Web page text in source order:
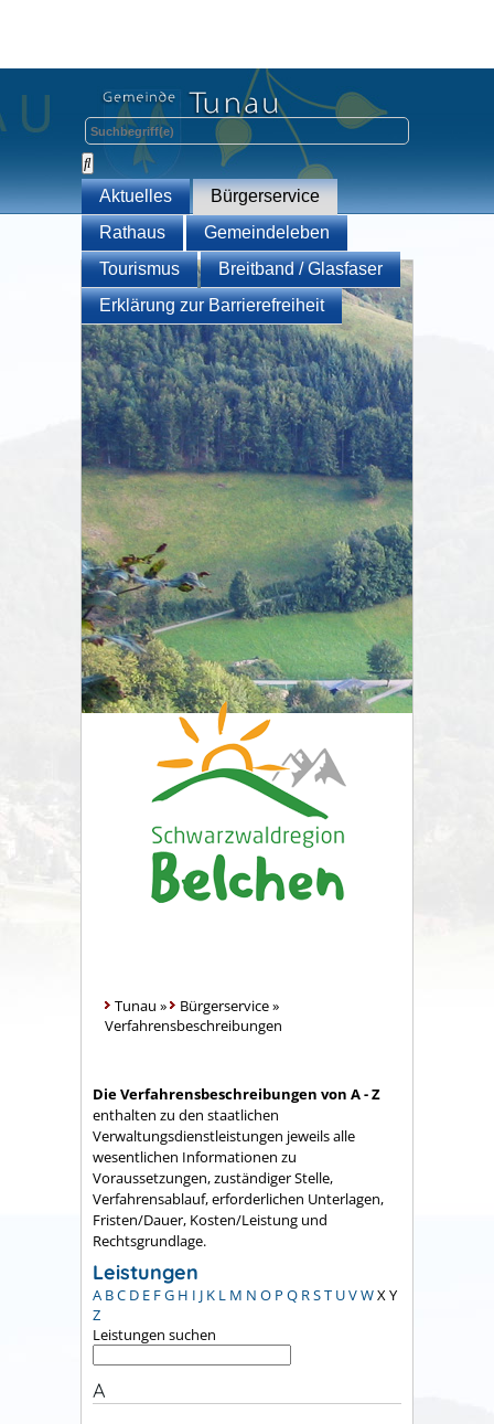
Aktuelles
Bürgerservice
Rathaus
Gemeindeleben
Tourismus
Breitband / Glasfaser
Erklärung zur Barrierefreiheit
Tunau » Bürgerservice»
Verfahrensbeschreibungen
Die Verfahrensbeschreibungen von A - Z
enthalten zu den staatlichen
Verwaltungsdienstleistungen jeweils alle
wesentlichen Informationen zu
Voraussetzungen, zuständiger Stelle,
Verfahrensablauf, erforderlichen Unterlagen,
Fristen/Dauer, Kosten/Leistung und
Rechtsgrundlage.
Leistungen
A BC D E FG H I J K L M N O P Q RST UVWXY
Z
Leistungen suchen
A